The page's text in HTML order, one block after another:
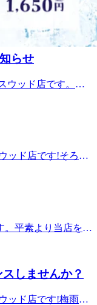
らせ
ウッド店です。平
より、12:00からの
お願い申し上げま
。明日も皆様のご
予約状況は、土日
ることがありま
い。リラクゼーシ
気持ちいいと大好
んか?≪アクセス
駅、仲町台駅、日
サウスウ
ッド店です!そろそ
気代が怖いで
たりつりやすくな
アコンを活用して
ストレッチや身体を
のご来店をスタッ
予約状況は、土日
間帯はありますが
わることがありま
い。リラクゼーシ
。平素より当店をご
～21:00→10:00
ご理解賜りますよ
ットから24時間承
しませんか？
ッド店です!梅雨入